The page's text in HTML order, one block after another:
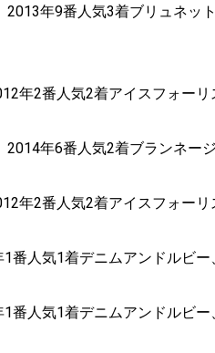
2013年9番人気3着ブリュネット
年2番人気2着アイスフォーリ
2014年6番人気2着ブランネー
年2番人気2着アイスフォーリ
番人気1着デニムアンドルビ
番人気1着デニムアンドルビ